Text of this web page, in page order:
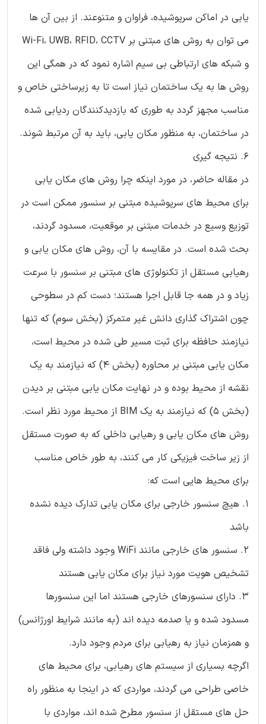
یابی در اماکن سرپوشیده، فراوان و متنوعند. از بین آن ها
می توان به روش های مبتنی بر Wi-Fi، UWB، RFID، CCTV
و شبکه های ارتباطی بی سیم اشاره نمود که در همگی این
روش ها به یک ساختمان نیاز است تا به زیرساختی خاص و
مناسب مجهز گردد به طوری که بازدیدکنندگان ردیابی شده
در ساختمان، به منظور مکان یابی، باید به آن مرتبط شوند.
6. نتیجه گیری
در مقاله حاضر، در مورد اینکه چرا روش های مکان یابی
برای محیط های سرپوشیده مبتنی بر سنسور ممکن است در
توزیع وسیع در خدمات مبتنی بر موقعیت، مسدود گردند،
بحث شده است. در مقایسه با آن، روش های مکان یابی و
رهیابی مستقل از تکنولوژی های مبتنی بر سنسور با سرعت
زیاد و در همه جا قابل اجرا هستند؛ دست کم در سطوحی
چون اشتراک گذاری دانش غیر متمرکز (بخش سوم) که تنها
نیازمند حافظه برای ثبت مسیر طی شده در محیط است،
مکان یابی مبتنی بر محاوره (بخش 4) که نیازمند به یک
نقشه از محیط بوده و در نهایت مکان یابی مبتنی بر دیدن
(بخش 5) که نیازمند به یک BIM از محیط مورد نظر است.
روش های مکان یابی و رهیابی داخلی که به صورت مستقل
از زیر ساخت فیزیکی کار می کنند، به طور خاص مناسب
برای محیط هایی است که:
1. هیچ سنسور خارجی برای مکان یابی تدارک دیده نشده
باشد
2. سنسور های خارجی مانند WiFi وجود داشته ولی فاقد
تشخیص هویت مورد نیاز برای مکان یابی هستند
3. دارای سنسورهای خارجی هستند اما این سنسورها
مسدود شده و یا صدمه دیده اند (به مانند شرایط اورژانس)
و همزمان نیاز به رهیابی برای مردم وجود دارد.
اگرچه بسیاری از سیستم های رهیابی، برای محیط های
خاصی طراحی می گردند، مواردی که در اینجا به منظور راه
حل های مستقل از سنسور مطرح شده اند، مواردی با